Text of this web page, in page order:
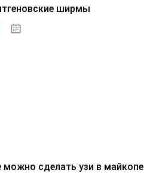
ширмы
можно сделать узи в майкопе